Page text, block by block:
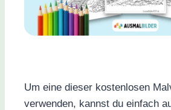
Um eine dieser kostenlosen
verwenden, kannst du einfach